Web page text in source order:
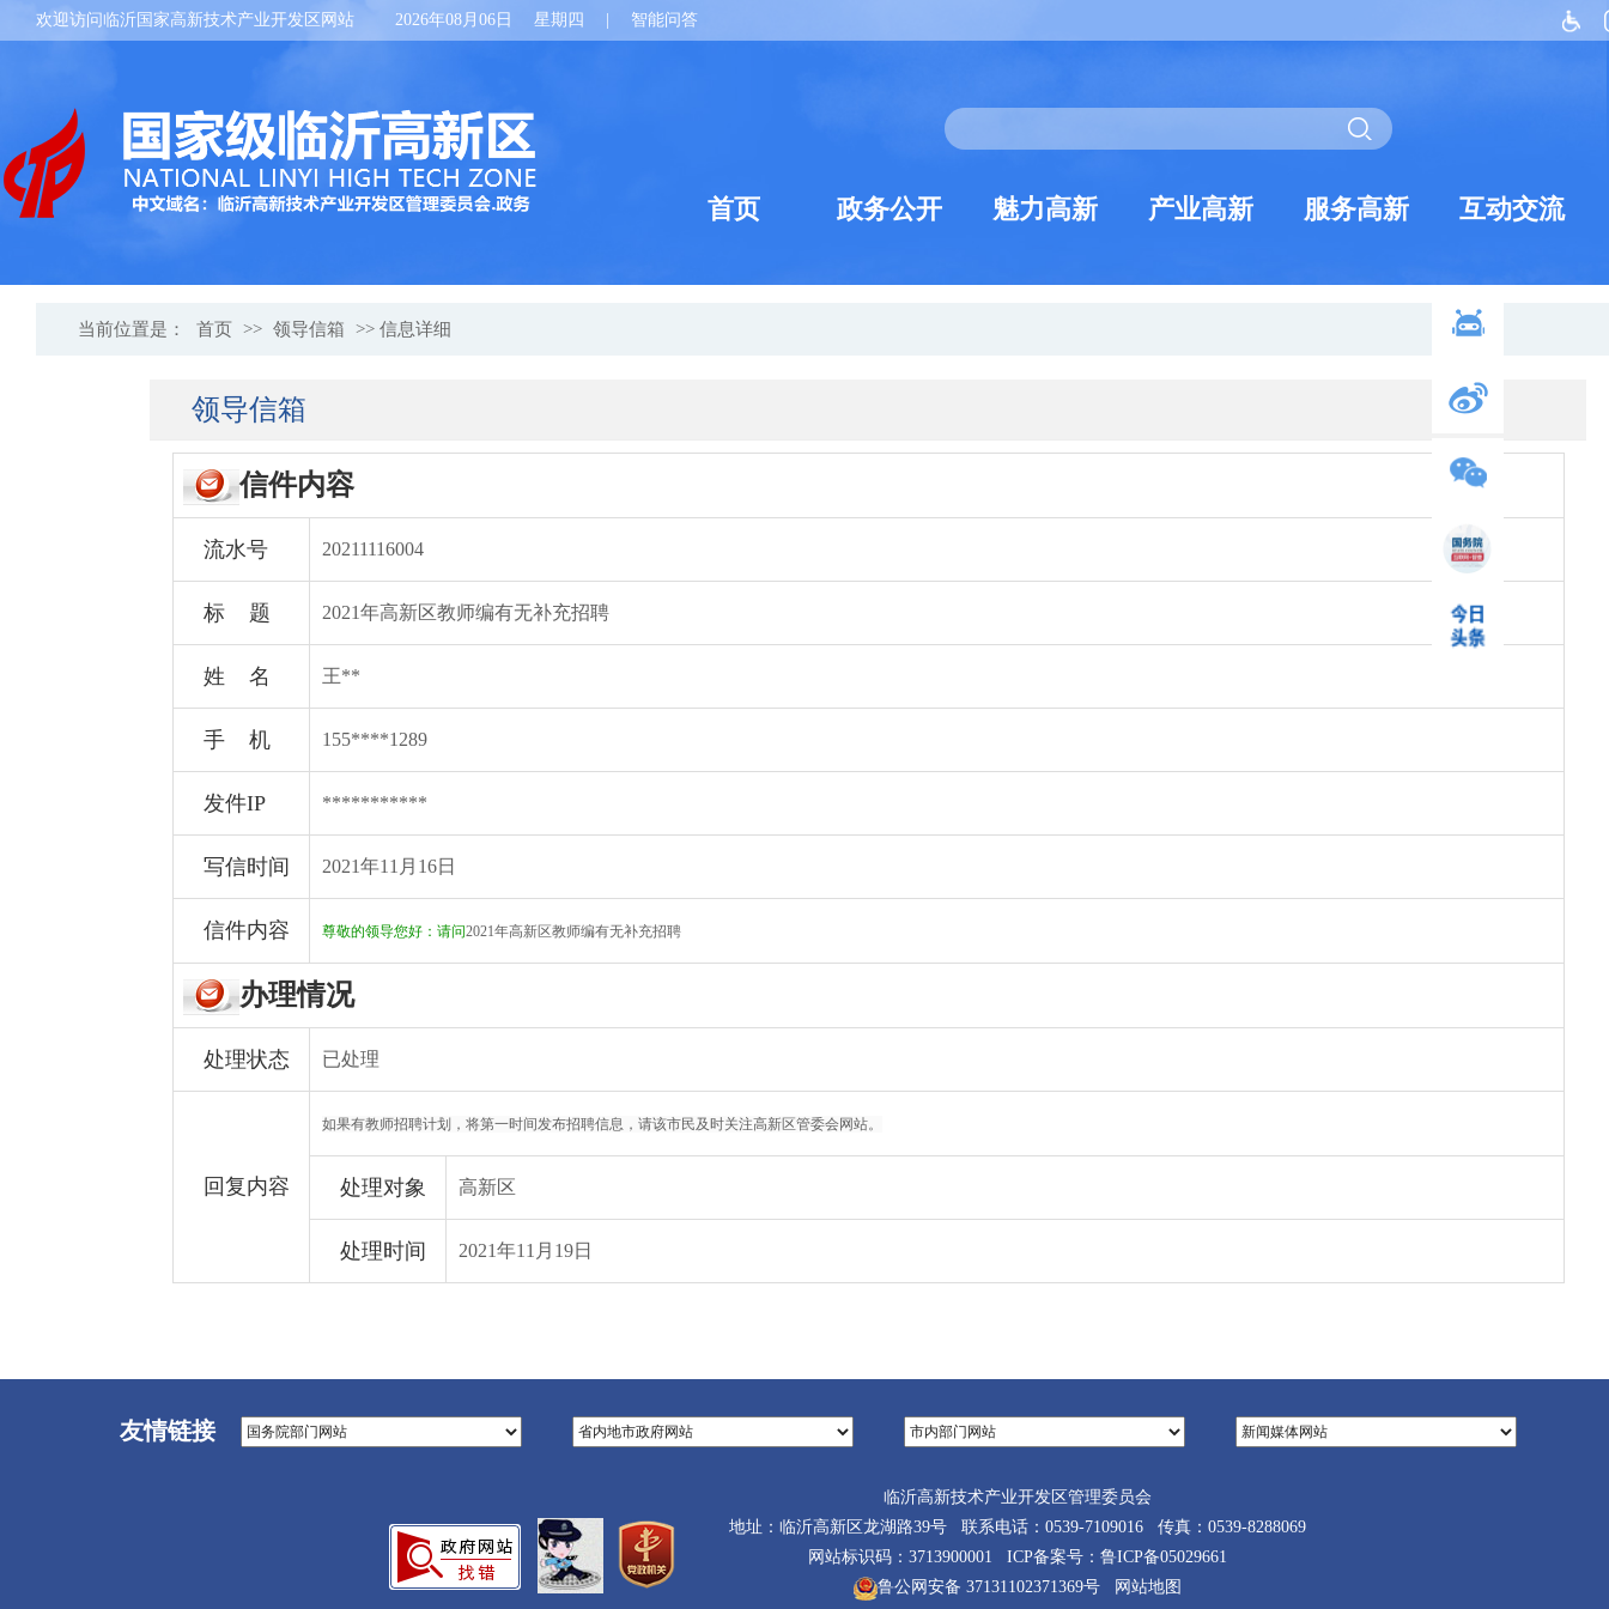
欢迎访问临沂国家高新技术产业开发区网站 2026年08月06日 星期四 智能问答
首页 政务公开 魅力高新 产业高新 服务高新 互动交流
当前位置是： 首页 >> 领导信箱 >> 信息详细
领导信箱
信件内容
流水号 20211116004
标 题 2021年高新区教师编有无补充招聘
姓 名 王**
手 机 155****1289
发件IP ***********
写信时间 2021年11月16日
信件内容 尊敬的领导您好：请问2021年高新区教师编有无补充招聘
办理情况
处理状态 已处理
回复内容
如果有教师招聘计划，将第一时间发布招聘信息，请该市民及时关注高新区管委会网站。
处理对象 高新区
处理时间 2021年11月19日
友情链接
临沂高新技术产业开发区管理委员会
地址：临沂高新区龙湖路39号 联系电话：0539-7109016 传真：0539-8288069
网站标识码：3713900001 ICP备案号： 鲁ICP备05029661
鲁公网安备 37131102371369号
网站地图